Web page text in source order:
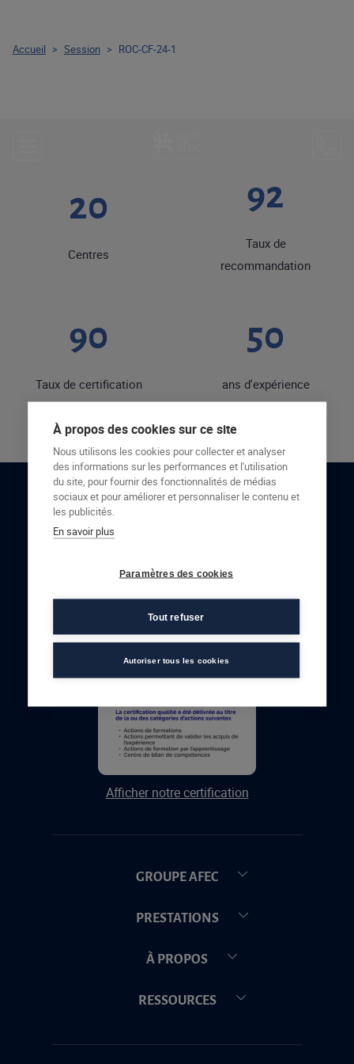
20
Centres
92
Taux de
recommandation
90
Taux de certification
50
ans d'expérience
RESTONS EN CONTACT
Afficher notre certification
GROUPE AFEC
PRESTATIONS
À PROPOS
RESSOURCES
Accueil > Session > ROC-CF-24-1
À propos des cookies sur ce site
Nous utilisons les cookies pour collecter et analyser
des informations sur les performances et l'utilisation
du site, pour fournir des fonctionnalités de médias
sociaux et pour améliorer et personnaliser le contenu et
les publicités.
En savoir plus
Paramètres des cookies
Tout refuser
Autoriser tous les cookies